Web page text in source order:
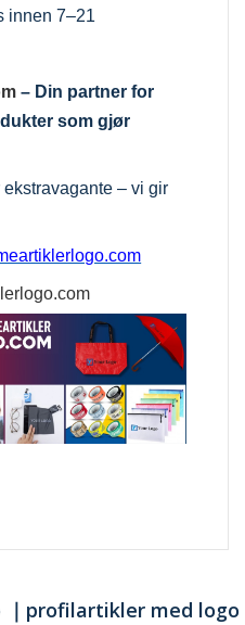
innen 7–21
– Din partner for
som gjør
– vi gir
profilartikler med logo